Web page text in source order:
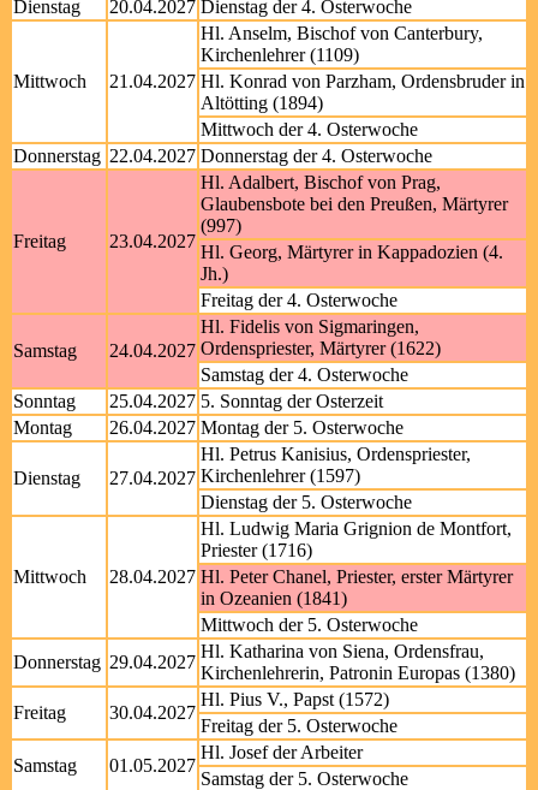
Dienstag 20.04.2027 Dienstag der 4. Osterwoche
Mittwoch 21.04.2027
Hl. Anselm, Bischof von Canterbury,
Kirchenlehrer (1109)
Hl. Konrad von Parzham, Ordensbruder in
Altötting (1894)
Mittwoch der 4. Osterwoche
Donnerstag 22.04.2027 Donnerstag der 4. Osterwoche
Freitag 23.04.2027
Hl. Adalbert, Bischof von Prag,
Glaubensbote bei den Preußen, Märtyrer
(997)
Hl. Georg, Märtyrer in Kappadozien (4.
Jh.)
Freitag der 4. Osterwoche
Samstag 24.04.2027
Hl. Fidelis von Sigmaringen,
Ordenspriester, Märtyrer (1622)
Samstag der 4. Osterwoche
Sonntag
25.04.2027 5. Sonntag der Osterzeit
Montag
26.04.2027 Montag der 5. Osterwoche
Dienstag 27.04.2027
Hl. Petrus Kanisius, Ordenspriester,
Kirchenlehrer (1597)
Dienstag der 5. Osterwoche
Mittwoch 28.04.2027
Hl. Ludwig Maria Grignion de Montfort,
Priester (1716)
Hl. Peter Chanel, Priester, erster Märtyrer
in Ozeanien (1841)
Mittwoch der 5. Osterwoche
Donnerstag 29.04.2027
Hl. Katharina von Siena, Ordensfrau,
Kirchenlehrerin, Patronin Europas (1380)
Freitag
30.04.2027
Hl. Pius V., Papst (1572)
Freitag der 5. Osterwoche
Samstag
01.05.2027
Hl. Josef der Arbeiter
Samstag der 5. Osterwoche